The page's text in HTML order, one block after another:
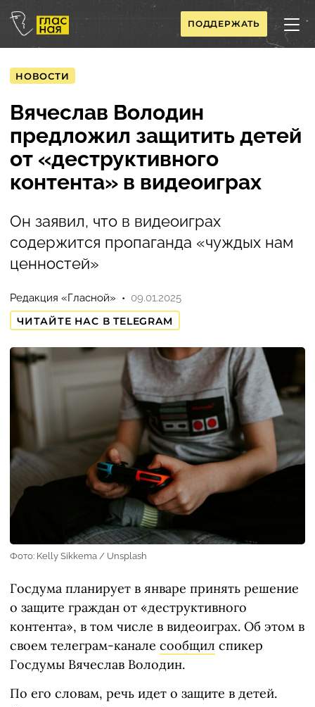
ПОДДЕРЖАТЬ
НОВОСТИ
Вячеслав Володин
предложил защитить детей
от «деструктивного
контента» в видеоиграх
Он заявил, что в видеоиграх
содержится пропаганда «чуждых нам
ценностей»
Редакция «Гласной»
09.01.2025
ЧИТАЙТЕ НАС В TELEGRAM
Фото: Kelly Sikkema / Unsplash
Госдума планирует в январе принять решение
о защите граждан от «деструктивного
контента», в том числе в видеоиграх. Об этом в
своем телеграм-канале сообщил спикер
Госдумы Вячеслав Володин.
По его словам, речь идет о защите в детей.